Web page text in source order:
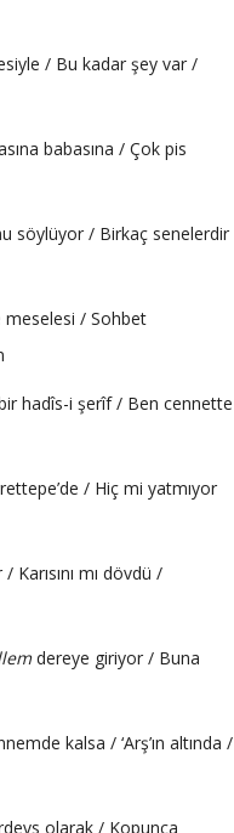
/ Bu kadar şey var /
babasına / Çok pis
söylüyor / Birkaç senelerdir
meselesi / Sohbet
hadîs-i şerîf / Ben cennette
/ Hiç mi yatmıyor
mı dövdü /
dereye giriyor / Buna
kalsa / ‘Arş’ın altında /
olarak / Kopunca